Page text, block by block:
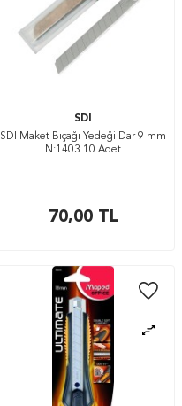
SDI
SDI Maket Bıçağı Yedeği Dar 9 mm
N:1403 10 Adet
70,00TL